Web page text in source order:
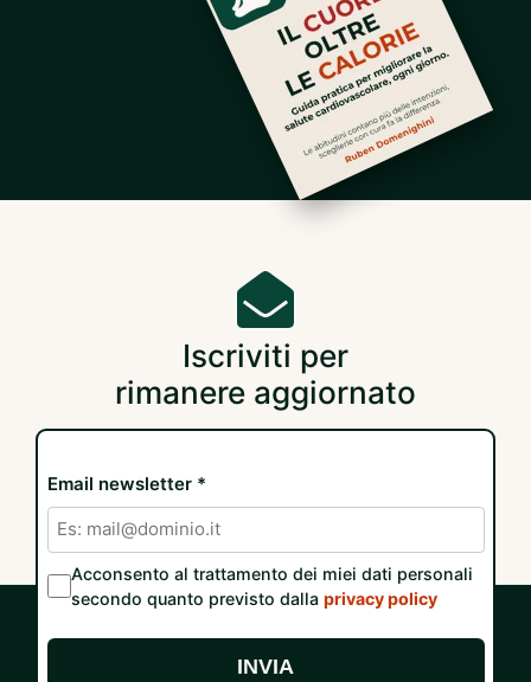
Iscriviti per
rimanere aggiornato
Email newsletter *
Acconsento al trattamento dei miei dati personali
secondo quanto previsto dalla privacy policy
INVIA